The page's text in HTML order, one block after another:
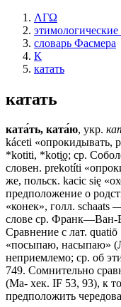
ΛΓΩ
этимологические
словарь Фасмера
К
катать
катать
ката́ть, ката́ю, укр.
káceti «опрокидывать,
*kotiti, *koti̯ǫ; ср.
словен. prekotíti
же, польск. kасiс się
предположение о
«конек», голл.
слове ср. Франк—Ван-
Сравнение с лат.
«посыпаю, насыпаю»
неприемлемо; ср. об
749. Сомнительно
(Ма- хек. IF 53, 93), к
предположить